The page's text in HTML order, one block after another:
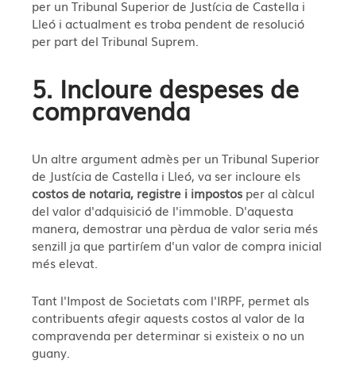
per un Tribunal Superior de Justícia de Castella i
Lleó i actualment es troba pendent de resolució
per part del Tribunal Suprem.
5. Incloure despeses de
compravenda
Un altre argument admès per un Tribunal Superior
de Justícia de Castella i Lleó, va ser incloure els
costos de notaria, registre i impostos per al càlcul
del valor d'adquisició de l'immoble. D'aquesta
manera, demostrar una pèrdua de valor seria més
senzill ja que partiríem d'un valor de compra inicial
més elevat.
Tant l'Impost de Societats com l'IRPF, permet als
contribuents afegir aquests costos al valor de la
compravenda per determinar si existeix o no un
guany.